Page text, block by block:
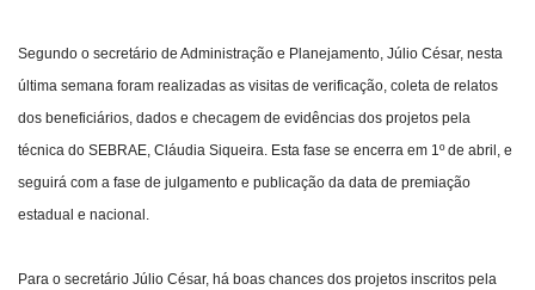
Segundo o secretário de Administração e Planejamento, Júlio César, nesta
última semana foram realizadas as visitas de verificação, coleta de relatos
dos beneficiários, dados e checagem de evidências dos projetos pela
técnica do SEBRAE, Cláudia Siqueira. Esta fase se encerra em 1º de abril, e
seguirá com a fase de julgamento e publicação da data de premiação
estadual e nacional.
Para o secretário Júlio César, há boas chances dos projetos inscritos pela